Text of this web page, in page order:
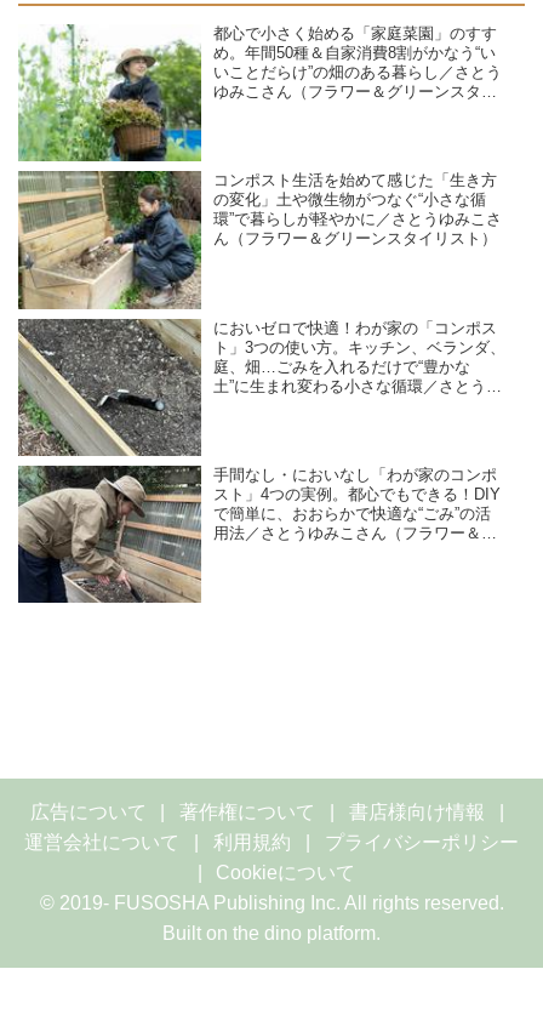
都心で小さく始める「家庭菜園」のすす
め。年間50種＆自家消費8割がかなう“い
いことだらけ”の畑のある暮らし／さとう
ゆみこさん（フラワー＆グリーンスタイ
コンポスト生活を始めて感じた「生き方
の変化」土や微生物がつなぐ“小さな循
環”で暮らしが軽やかに／さとうゆみこさ
ん（フラワー＆グリーンスタイリスト）
においゼロで快適！わが家の「コンポス
ト」3つの使い方。キッチン、ベランダ、
庭、畑…ごみを入れるだけで“豊かな
土”に生まれ変わる小さな循環／さとうゆ
手間なし・においなし「わが家のコンポ
スト」4つの実例。都心でもできる！DIY
で簡単に、おおらかで快適な“ごみ”の活
用法／さとうゆみこさん（フラワー＆グ
広告について 著作権について
書店様向け情報
運営会社について
利用規約
プライバシーポリシー
Cookieについて
© 2019- FUSOSHA Publishing Inc. All rights reserved.
Built on the dino platform.